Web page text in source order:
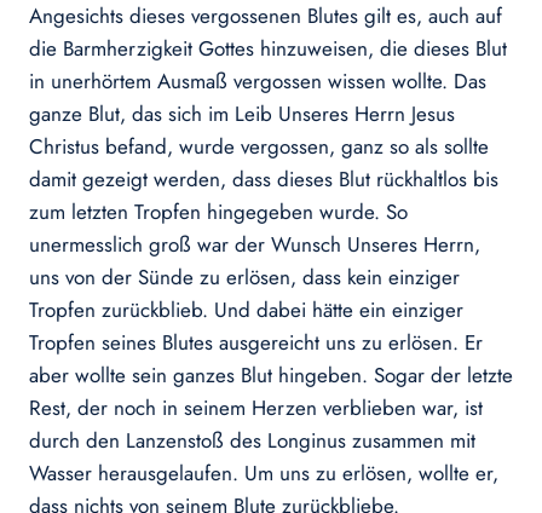
Angesichts dieses vergossenen Blutes gilt es, auch auf
die Barmherzigkeit Gottes hinzuweisen, die dieses Blut
in unerhörtem Ausmaß vergossen wissen wollte. Das
ganze Blut, das sich im Leib Unseres Herrn Jesus
Christus befand, wurde vergossen, ganz so als sollte
damit gezeigt werden, dass dieses Blut rückhaltlos bis
zum letzten Tropfen hingegeben wurde. So
unermesslich groß war der Wunsch Unseres Herrn,
uns von der Sünde zu erlösen, dass kein einziger
Tropfen zurückblieb. Und dabei hätte ein einziger
Tropfen seines Blutes ausgereicht uns zu erlösen. Er
aber wollte sein ganzes Blut hingeben. Sogar der letzte
Rest, der noch in seinem Herzen verblieben war, ist
durch den Lanzenstoß des Longinus zusammen mit
Wasser herausgelaufen. Um uns zu erlösen, wollte er,
dass nichts von seinem Blute zurückbliebe.